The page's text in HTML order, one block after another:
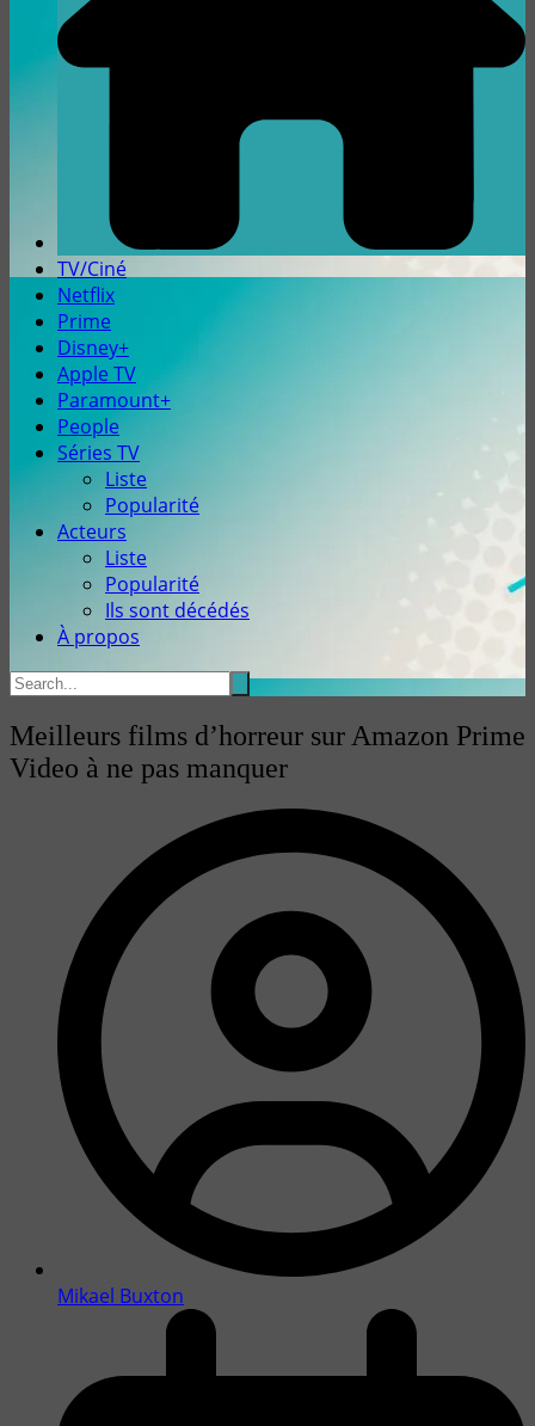
TV/Ciné
Netflix
Prime
Disney+
Apple TV
Paramount+
People
Séries TV
Liste
Popularité
Acteurs
Liste
Popularité
Ils sont décédés
À propos
Meilleurs films d’horreur sur Amazon Prime
Video à ne pas manquer
Mikael Buxton